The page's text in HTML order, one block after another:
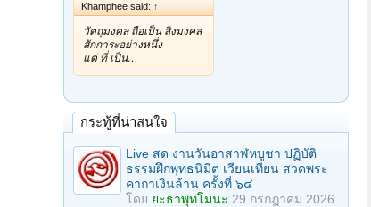
Khamphee said: ↑
วัตถุมงคล ถือเป็น สิ่งมงคล
สักการะอย่างหนึ่ง
แต่ ที่ เป็น…
กระทู้ที่น่าสนใจ
Live สด งานวันอาสาฬหบูชา ปฏิบัติ
ธรรมฝึกพุทธนิมิต เวียนเทียน สวดพระ
คาถาเงินล้าน ครั้งที่ ๖๔
โดย ยะธาพุทโมนะ 29 กรกฎาคม 2026